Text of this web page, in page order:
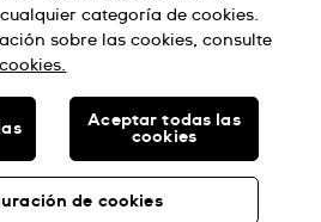
EN SUIZA
LOS DERECHOS RESERVADOS:
categoría de cookies.
sobre las cookies, consulte
de cookies
Aceptar todas las
cookies